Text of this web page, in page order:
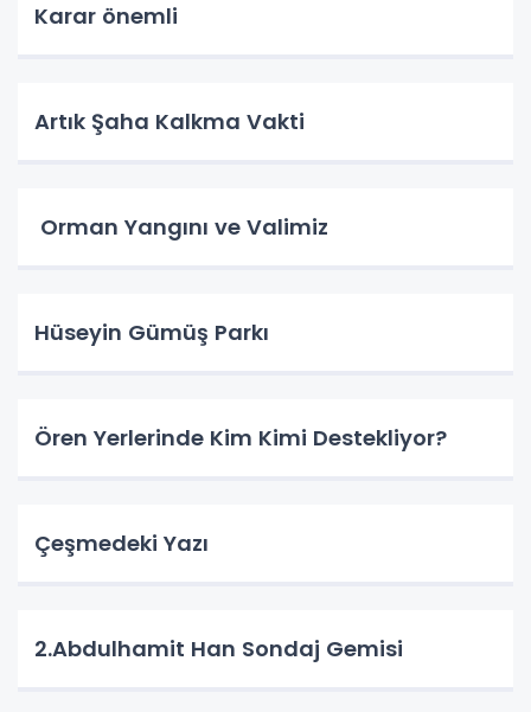
Karar önemli
Artık Şaha Kalkma Vakti
Orman Yangını ve Valimiz
Hüseyin Gümüş Parkı
Ören Yerlerinde Kim Kimi Destekliyor?
Çeşmedeki Yazı
2.Abdulhamit Han Sondaj Gemisi